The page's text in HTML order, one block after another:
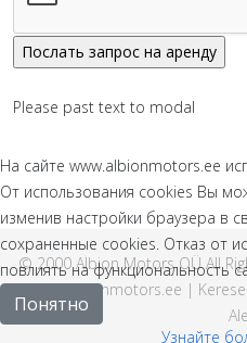
Please past text to modal
© 2000 Albion Motors OÜ All
info@albionmotors.ee |
На сайте www.albionmotors.ee
От использования cookies Вы
изменив настройки браузера в
сохраненные cookies. Отказ от
повлиять на функциональность
Понятно
Узнайте